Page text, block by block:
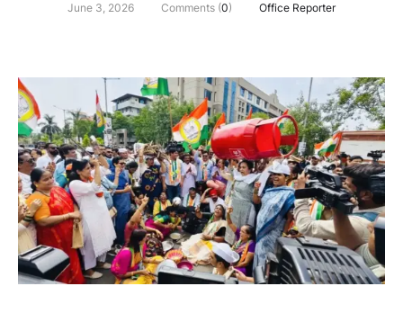
June 3, 2026 Comments (0) Office Reporter